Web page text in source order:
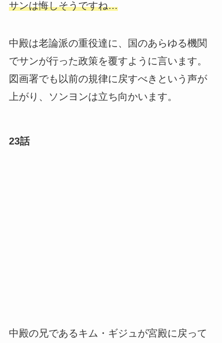
サンは悔しそうですね…
中殿は老論派の重役達に、国のあらゆる機関
でサンが行った政策を覆すように言います。
図画署でも以前の規律に戻すべきという声が
上がり、ソンヨンは立ち向かいます。
23話
中殿の兄であるキム・ギジュが宮殿に戻って